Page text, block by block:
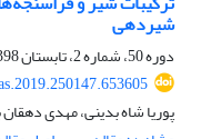
شیردهی
دوره 50، شماره 2، تابستان 1398، صفحه
پوریا شاه بدینی، مهدی